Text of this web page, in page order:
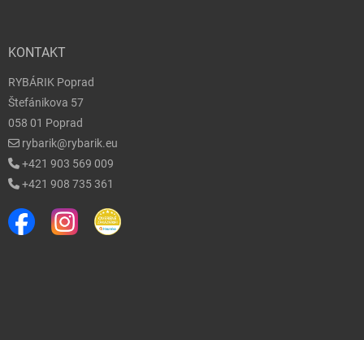
KONTAKT
RYBÁRIK Poprad
Štefánikova 57
058 01 Poprad
rybarik@rybarik.eu
+421 903 569 009
+421 908 735 361